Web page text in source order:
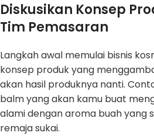
Diskusikan Konsep
Tim Pemasaran
Langkah awal memulai bisnis
konsep produk yang
akan hasil produknya nanti.
balm yang akan kamu buat
alami dengan aroma buah yang
remaja sukai.